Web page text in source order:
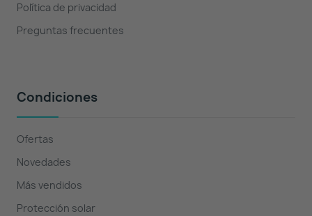
Política de privacidad
Preguntas frecuentes
Condiciones
Ofertas
Novedades
Más vendidos
Protección solar